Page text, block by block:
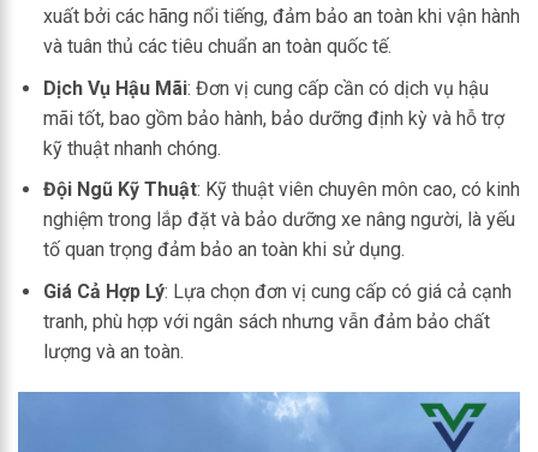
xuất bởi các hãng nổi tiếng, đảm bảo an toàn khi vận hành
và tuân thủ các tiêu chuẩn an toàn quốc tế.
Dịch Vụ Hậu Mãi: Đơn vị cung cấp cần có dịch vụ hậu
mãi tốt, bao gồm bảo hành, bảo dưỡng định kỳ và hỗ trợ
kỹ thuật nhanh chóng.
Đội Ngũ Kỹ Thuật: Kỹ thuật viên chuyên môn cao, có kinh
nghiệm trong lắp đặt và bảo dưỡng xe nâng người, là yếu
tố quan trọng đảm bảo an toàn khi sử dụng.
Giá Cả Hợp Lý: Lựa chọn đơn vị cung cấp có giá cả cạnh
tranh, phù hợp với ngân sách nhưng vẫn đảm bảo chất
lượng và an toàn.